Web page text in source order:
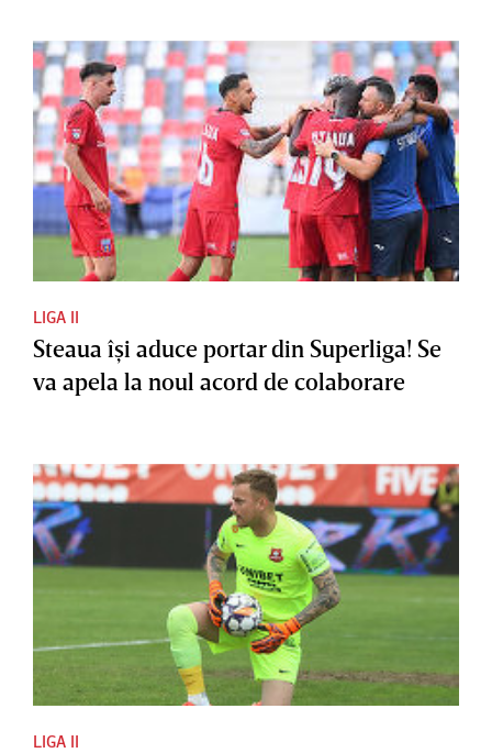
LIGA II
Steaua îşi aduce portar din Superliga! Se
va apela la noul acord de colaborare
LIGA II